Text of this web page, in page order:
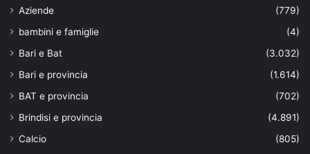
Aziende
(779)
bambini e famiglie
(4)
Bari e Bat
(3.032)
Bari e provincia
(1.614)
BAT e provincia
(702)
Brindisi e provincia
(4.891)
Calcio
(805)